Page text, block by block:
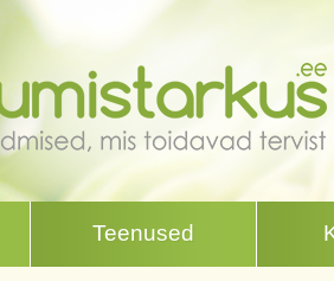
Teenused